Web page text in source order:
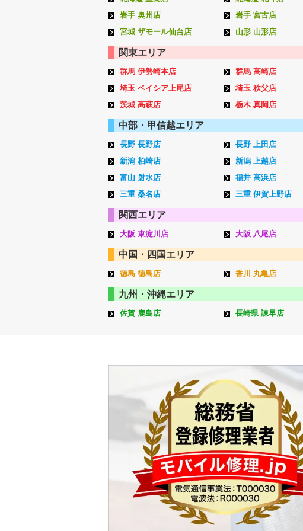
岩手 奥州店
岩手 宮古店
宮城 ザモール仙台店
山形 山形店
関東エリア
群馬 伊勢崎本店 群馬 高崎店
埼玉 ベイシア上尾店
埼玉 秩父店
茨城 高萩店
栃木 真岡店
中部・甲信越エリア
長野 長野店 長野 上田店
新潟 柏崎店
新潟 上越店
富山 射水店
福井 高浜店
三重 桑名店
三重 伊賀上野店
関西エリア
大阪 東淀川店 大阪 八尾店
中国・四国エリア
徳島 徳島店 香川 丸亀店
九州・沖縄エリア
佐賀 鹿島店 長崎県 諫早店